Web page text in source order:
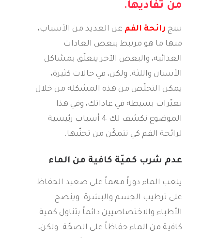
من تفاديها.
تنتج رائحة الفم عن العديد من الأسباب،
منها ما هو مرتبط ببعض العادات
الغذائية، والبعض الآخر يتعلّق بمشاكل
الأسنان واللثة. ولكن، في حالات كثيرة،
يمكن التخلّص من هذه المشكلة من خلال
تغيّرات بسيطة في عاداتك، وفي هذا
الموضوع نكشف لك 4 أسباب رئيسية
لرائحة الفم كي تتمكّن من تجنّبها.
عدم شرب كميّة كافية من الماء
يلعب الماء دوراً مهماً على صعيد الحفاظ
على ترطيب الجسم والبشرة. وينصح
الأطباء والاختصاصيين دائماً بتناول كمية
كافية من الماء حفاظاً على الصحّة. ولكن،